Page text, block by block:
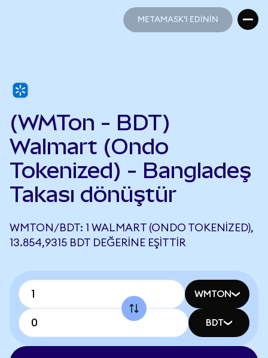
METAMASK'I EDİNİN
(WMTon - BDT)
Walmart (Ondo
Tokenized) - Bangladeş
Takası dönüştür
WMTON/BDT: 1 WALMART (ONDO TOKENIZED),
13.854,9315 BDT DEĞERINE EŞITTIR
WMTON
BDT